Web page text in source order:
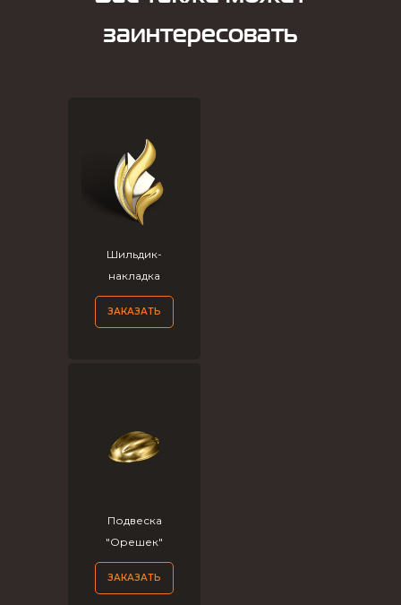
заинтересовать
Шильдик-
накладка
ЗАКАЗАТЬ
Подвеска
"Орешек"
ЗАКАЗАТЬ